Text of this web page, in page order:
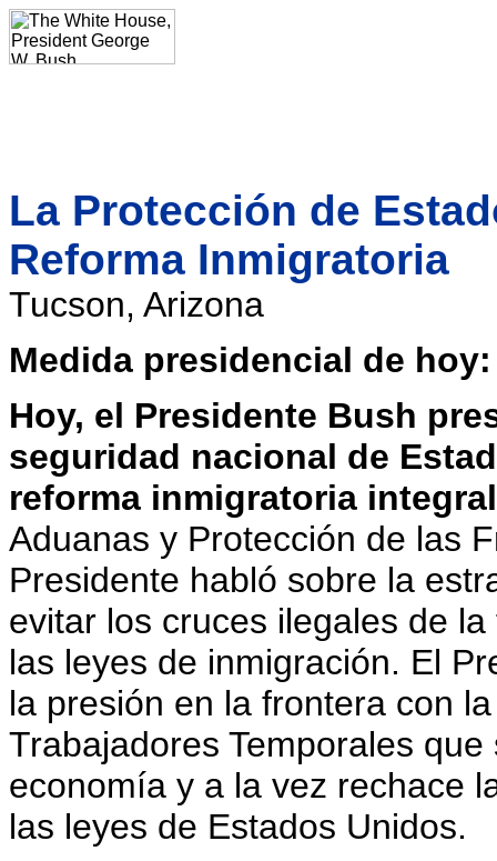
La Protección de
Reforma Inmigratoria
Tucson, Arizona
Medida presidencial de hoy:
Hoy, el Presidente Bush
seguridad nacional de
reforma inmigratoria
Aduanas y Protección de las
Presidente habló sobre la
evitar los cruces ilegales de
las leyes de inmigración. El
la presión en la frontera con
Trabajadores Temporales
economía y a la vez rechace
las leyes de Estados Unidos.